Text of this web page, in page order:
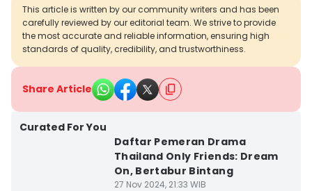
This article is written by our community writers and has been
carefully reviewed by our editorial team. We strive to provide
the most accurate and reliable information, ensuring high
standards of quality, credibility, and trustworthiness.
Share Article
Curated For You
Daftar Pemeran Drama
Thailand Only Friends: Dream
On, Bertabur Bintang
27 Nov 2024, 21:33 WIB